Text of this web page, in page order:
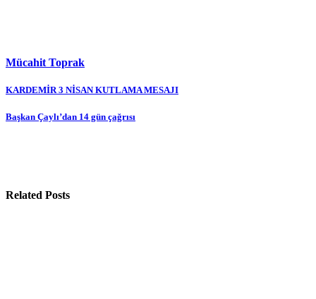
Mücahit Toprak
Yazı
gezinmesi
KARDEMİR 3 NİSAN KUTLAMA MESAJI
Başkan Çaylı’dan 14 gün çağrısı
Related Posts